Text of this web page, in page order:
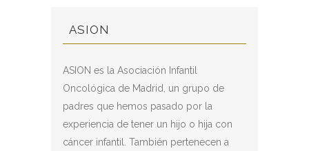
ASION
ASION es la Asociación Infantil
Oncológica de Madrid, un grupo de
padres que hemos pasado por la
experiencia de tener un hijo o hija con
cáncer infantil. También pertenecen a